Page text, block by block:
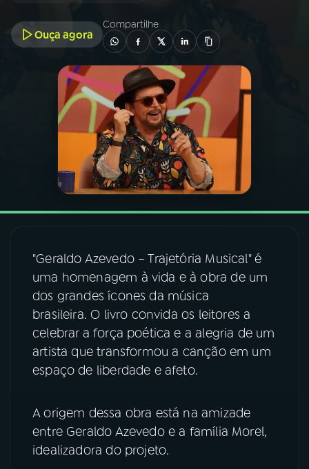
INÍCIO
PROGRAMAÇÃO
PROGRAMAS
PODCASTS
07ÚLTIMAS
FESTIVAL DE MÚSICA
ACOMPANHE A RÁDIO NACIONAL
Instagram X
Ouça agora
Compartilhe
"Geraldo Azevedo – Trajetória Musical" é
uma homenagem à vida e à obra de um
dos grandes ícones da música
brasileira. O livro convida os leitores a
celebrar a força poética e a alegria de um
artista que transformou a canção em um
espaço de liberdade e afeto.
A origem dessa obra está na amizade
entre Geraldo Azevedo e a família Morel,
idealizadora do projeto.